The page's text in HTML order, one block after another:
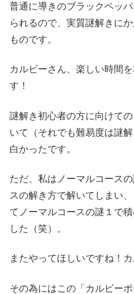
普通に導きのブラックペッ
られるので、実質謎解きに
ものです。
カルビーさん、楽しい時間
す！
謎解き初心者の方に向けて
いて（それでも難易度は謎
白かったです。
ただ、私はノーマルコース
スの解き方で解いてしまい
てノーマルコースの謎１で
した（笑）。
またやってほしいですね！
その為にはこの「カルビー